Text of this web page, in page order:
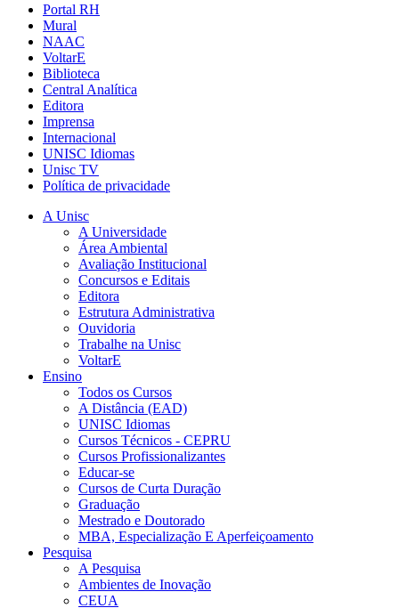
Portal RH
Mural
NAAC
VoltarE
Biblioteca
Central Analítica
Editora
Imprensa
Internacional
UNISC Idiomas
Unisc TV
Política de privacidade
A Unisc
A Universidade
Área Ambiental
Avaliação Institucional
Concursos e Editais
Editora
Estrutura Administrativa
Ouvidoria
Trabalhe na Unisc
VoltarE
Ensino
Todos os Cursos
A Distância (EAD)
UNISC Idiomas
Cursos Técnicos - CEPRU
Cursos Profissionalizantes
Educar-se
Cursos de Curta Duração
Graduação
Mestrado e Doutorado
MBA, Especialização E Aperfeiçoamento
Pesquisa
A Pesquisa
Ambientes de Inovação
CEUA